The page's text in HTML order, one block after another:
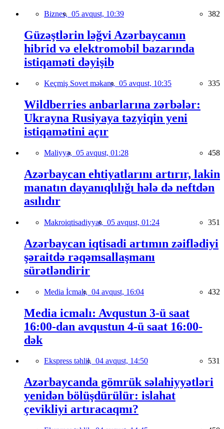
Biznes, 05 avqust, 10:39 382
Güzəştlərin ləğvi Azərbaycanın
hibrid və elektromobil bazarında
istiqaməti dəyişib
Keçmiş Sovet məkanı, 05 avqust, 10:35 335
Wildberries anbarlarına zərbələr:
Ukrayna Rusiyaya təzyiqin yeni
istiqamətini açır
Maliyyə, 05 avqust, 01:28 458
Azərbaycan ehtiyatlarını artırır, lakin
manatın dayanıqlılığı hələ də neftdən
asılıdır
Makroiqtisadiyyat, 05 avqust, 01:24 351
Azərbaycan iqtisadi artımın zəiflədiyi
şəraitdə rəqəmsallaşmanı
sürətləndirir
Media İcmalı, 04 avqust, 16:04 432
Media icmalı: Avqustun 3-ü saat
16:00-dan avqustun 4-ü saat 16:00-
dək
Ekspress təhlil, 04 avqust, 14:50 531
Azərbaycanda gömrük səlahiyyətləri
yenidən bölüşdürülür: islahat
çevikliyi artıracaqmı?